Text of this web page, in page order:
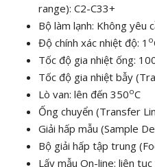
range): C2-C33+
Bộ làm lạnh: Không yêu
Độ chính xác nhiệt độ: 1 o
Tốc độ gia nhiệt ống:
Tốc độ gia nhiệt bẫy
Lò van: lên đến 350oC
Ống chuyển (Transfer
Giải hấp mẫu (Sample
Bộ giải hấp tập trung
Lấy mẫu On-line: liên